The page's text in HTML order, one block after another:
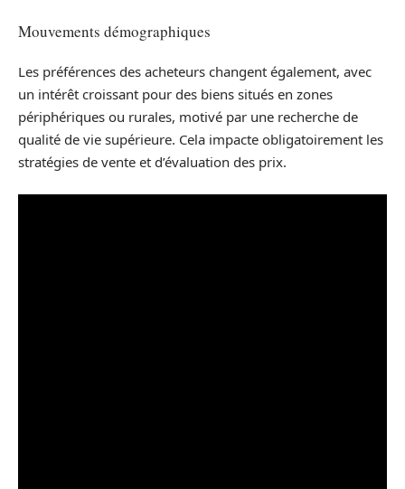
Mouvements démographiques
Les préférences des acheteurs changent également, avec
un intérêt croissant pour des biens situés en zones
périphériques ou rurales, motivé par une recherche de
qualité de vie supérieure. Cela impacte obligatoirement les
stratégies de vente et d’évaluation des prix.